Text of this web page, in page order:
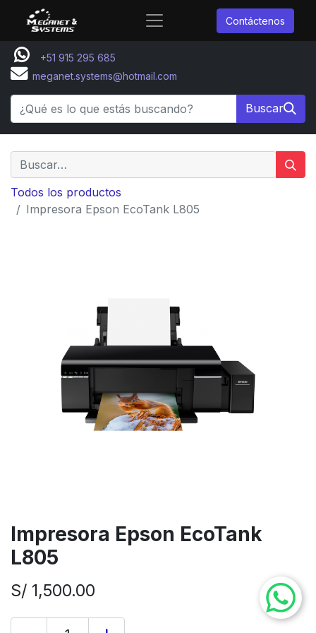
Contáctenos
+51 915 295 685
meganet.systems@hotmail.com
Buscar
Todos los productos
Impresora Epson EcoTank L805
Impresora Epson EcoTank
L805
S/ 1,500.00